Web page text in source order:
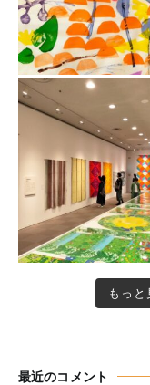
もっと
最近のコメント